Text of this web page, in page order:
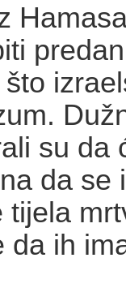
su da
da se
tijela
da ih